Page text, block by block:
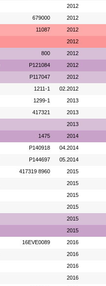
2012
679000 2012
11087 2012
2012
800 2012
P121084 2012
P117047 2012
1211-1 02.2012
1299-1 2013
417321 2013
2013
1475 2014
P140918 04.2014
P144697 05.2014
417319 8960 2015
2015
2015
2015
2015
2015
16EVE0089 2016
2016
2016
2016